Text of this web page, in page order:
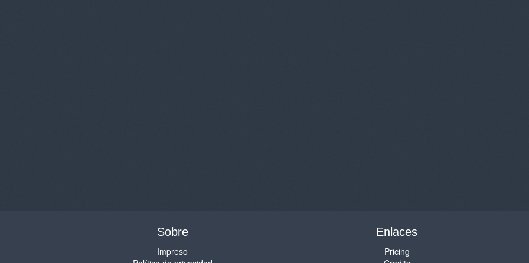
Sobre
Impreso
Enlaces
Pricing